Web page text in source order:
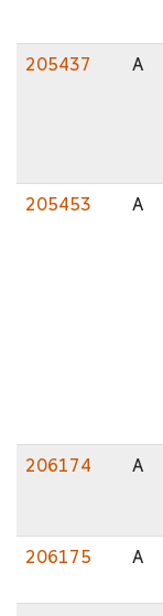
205437 A
205453 A
206174 A
206175 A